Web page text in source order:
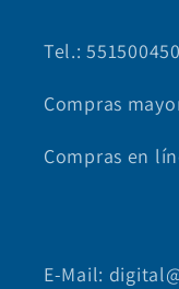
Tel.:
Compras
Compras en
E-Mail: